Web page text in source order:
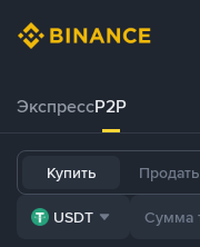
ЭкспрессP2P
Купить Продать
USDT